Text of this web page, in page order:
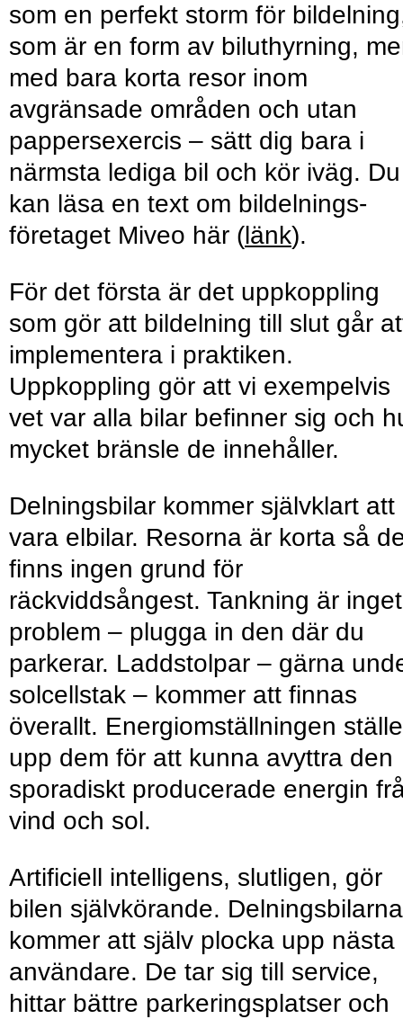
som en perfekt storm för
som är en form av biluthyrning,
med bara korta resor inom
avgränsade områden och utan
pappersexercis – sätt dig bara i
närmsta lediga bil och kör iväg. Du
kan läsa en text om bildelnings­
företaget Miveo här (länk).
För det första är det uppkoppling
som gör att bildelning till slut går
implementera i praktiken.
Uppkoppling gör att vi exempelvis
vet var alla bilar befinner sig och
mycket bränsle de innehåller.
Delningsbilar kommer självklart att
vara elbilar. Resorna är korta så
finns ingen grund för
räckviddsångest. Tankning är inget
problem – plugga in den där du
parkerar. Laddstolpar – gärna
solcellstak – kommer att finnas
överallt. Energi­omställningen
upp dem för att kunna avyttra den
sporadiskt producerade energin
vind och sol.
Artificiell intelligens, slutligen, gör
bilen självkörande. Delningsbilarna
kommer att själv plocka upp nästa
användare. De tar sig till service,
hittar bättre parkeringsplatser och